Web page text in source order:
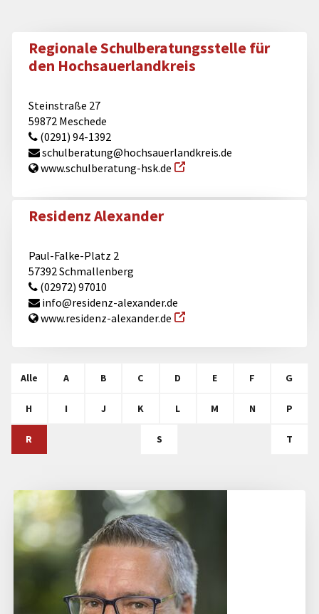
Regionale Schulberatungsstelle für
den Hochsauerlandkreis
Steinstraße 27
59872 Meschede
(0291) 94-1392
schulberatung@​hochsauerlandkreis.de
www.schulberatung-hsk.de
Residenz Alexander
Paul-Falke-Platz 2
57392 Schmallenberg
(02972) 97010
info@​residenz-alexander.de
www.residenz-alexander.de
Alle A B C D E F G
H I J K L M N P
R S T